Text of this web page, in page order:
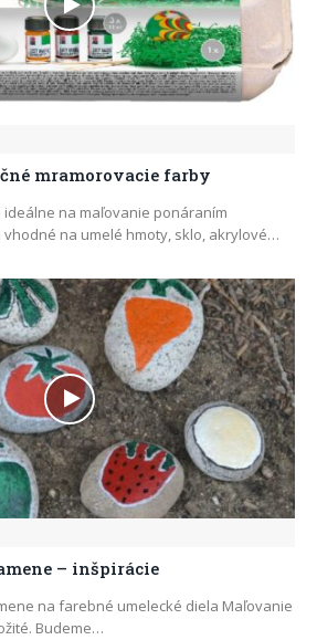
mramorovacie farby
na maľovanie ponáraním
na umelé hmoty, sklo, akrylové…
– inšpirácie
na farebné umelecké diela Maľovanie
Budeme…